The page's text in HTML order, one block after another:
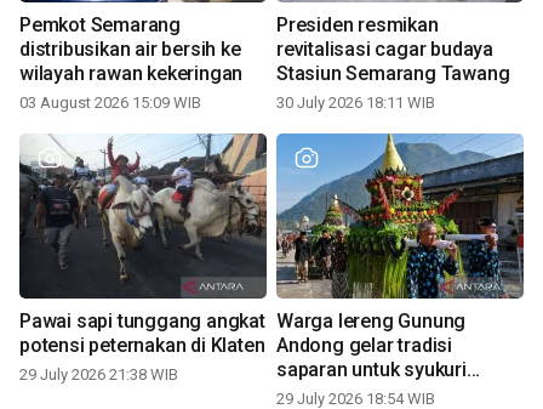
Pemkot Semarang
distribusikan air bersih ke
wilayah rawan kekeringan
03 August 2026 15:09 WIB
Presiden resmikan
revitalisasi cagar budaya
Stasiun Semarang Tawang
30 July 2026 18:11 WIB
Pawai sapi tunggang angkat
potensi peternakan di Klaten
29 July 2026 21:38 WIB
Warga lereng Gunung
Andong gelar tradisi
saparan untuk syukuri
panen
29 July 2026 18:54 WIB